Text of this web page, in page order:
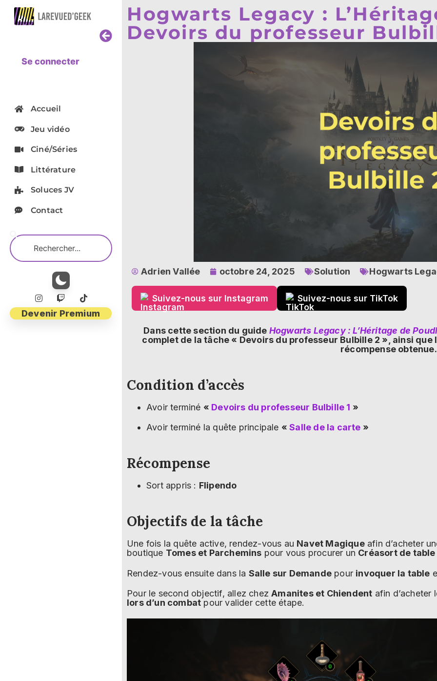
Se connecter
Accueil
Jeu vidéo
Ciné/Séries
Littérature
Soluces JV
Contact
Devenir Premium
Hogwarts Legacy :
Devoirs du professeur
Adrien Vallée octobre 24, 2025 Solution Hogwarts
Suivez-nous sur Instagram Suivez-nous sur TikTok
Dans cette section du guide Hogwarts Legacy : L’Héritage de
complet de la tâche « Devoirs du professeur Bulbille 2 », ainsi
récompense obtenue.
Condition d’accès
Avoir terminé « Devoirs du professeur Bulbille 1 »
Avoir terminé la quête principale «Salle de la carte »
Récompense
Sort appris : Flipendo
Objectifs de la tâche
Une fois la quête active, rendez-vous au Navet Magiqueafin d’acheter
boutique Tomes et Parchemins pour vous procurer un Créasort de
Rendez-vous ensuite dans la Salle sur Demande pour invoquer la table
Pour le second objectif, allez chezAmanites et Chiendent afin d’acheter
lors d’un combat pour valider cette étape.